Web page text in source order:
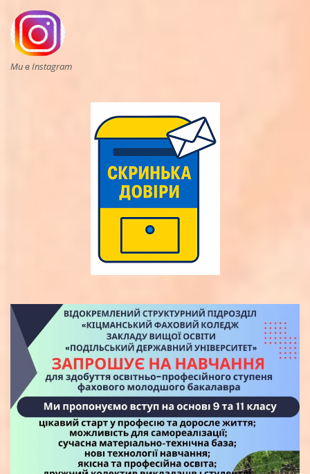
Ми в Instagram